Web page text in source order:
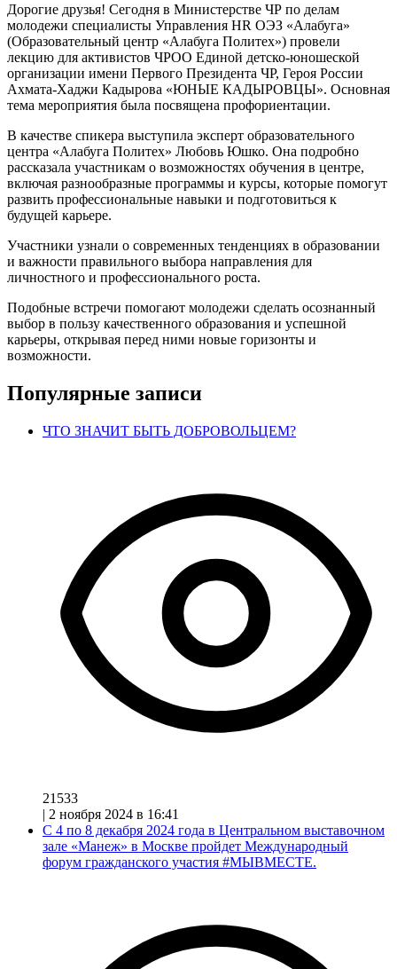
Дорогие друзья! Сегодня в Министерстве ЧР по делам
молодежи специалисты Управления HR ОЭЗ «Алабуга»
(Образовательный центр «Алабуга Политех») провели
лекцию для активистов ЧРОО Единой детско-юношеской
организации имени Первого Президента ЧР, Героя России
Ахмата-Хаджи Кадырова «ЮНЫЕ КАДЫРОВЦЫ». Основная
тема мероприятия была посвящена профориентации.
В качестве спикера выступила эксперт образовательного
центра «Алабуга Политех» Любовь Юшко. Она подробно
рассказала участникам о возможностях обучения в центре,
включая разнообразные программы и курсы, которые помогут
развить профессиональные навыки и подготовиться к
будущей карьере.
Участники узнали о современных тенденциях в образовании
и важности правильного выбора направления для
личностного и профессионального роста.
Подобные встречи помогают молодежи сделать осознанный
выбор в пользу качественного образования и успешной
карьеры, открывая перед ними новые горизонты и
возможности.
Популярные записи
ЧТО ЗНАЧИТ БЫТЬ ДОБРОВОЛЬЦЕМ?
21533
| 2 ноября 2024 в 16:41
С 4 по 8 декабря 2024 года в Центральном выставочном
зале «Манеж» в Москве пройдет Международный
форум гражданского участия #МЫВМЕСТЕ.